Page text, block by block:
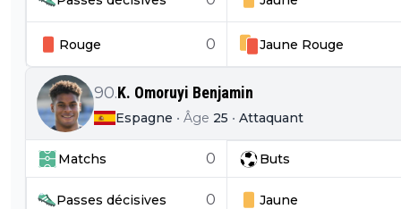
Rouge 0 Jaune Rouge
90.K. Omoruyi Benjamin
Espagne • Âge 25 • Attaquant
Matchs 0 Buts
Passes décisives 0 Jaune